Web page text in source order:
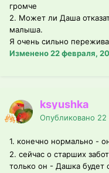
громче
2. Может ли Даша
малыша.
Я очень сильно
Изменено22 февраля,
ksyushka
Опубликовано 22
1. конечно нормально -
2. сейчас о старших
только он - Дашка будет